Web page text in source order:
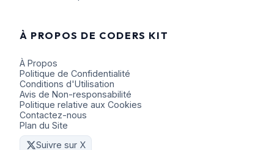
À PROPOS DE CODERS KIT
À Propos
Politique de Confidentialité
Conditions d'Utilisation
Avis de Non-responsabilité
Politique relative aux Cookies
Contactez-nous
Plan du Site
Suivre sur X